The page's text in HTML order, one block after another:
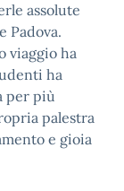
assolute
Padova.
viaggio ha
ha
per più
palestra
e gioia